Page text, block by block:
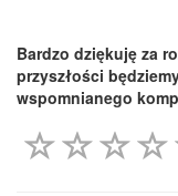
Bardzo dziękuję za
przyszłości
wspomnianego